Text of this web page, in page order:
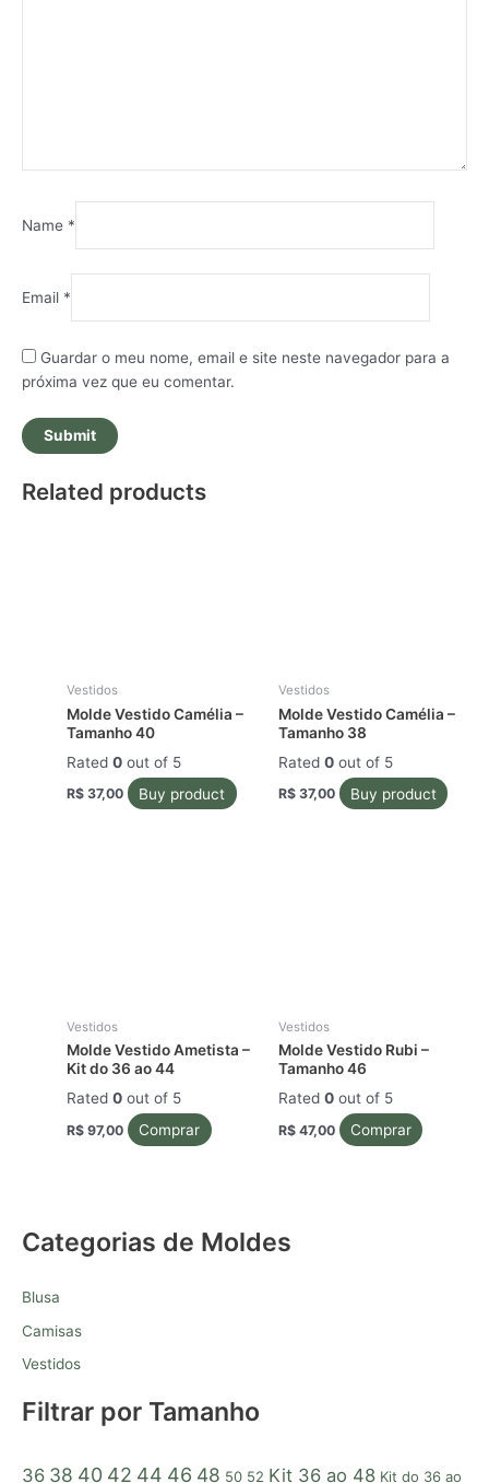
Name *
Email *
Guardar o meu nome, email e site neste navegador para a
próxima vez que eu comentar.
Related products
Vestidos
Molde Vestido Camélia –
Tamanho 40
Rated0 out of 5
R$ 37,00 Buy product
Vestidos
Molde Vestido Camélia –
Tamanho 38
Rated 0out of 5
R$37,00 Buy product
Vestidos
Molde Vestido Ametista –
Kit do 36 ao 44
Rated0 out of 5
R$ 97,00 Comprar
Vestidos
Molde Vestido Rubi –
Tamanho 46
Rated 0out of 5
R$47,00 Comprar
Categorias de Moldes
Blusa
Camisas
Vestidos
Filtrar por Tamanho
36 38 40 42 44 46 48 50 52 Kit 36 ao 48 Kit do 36 ao